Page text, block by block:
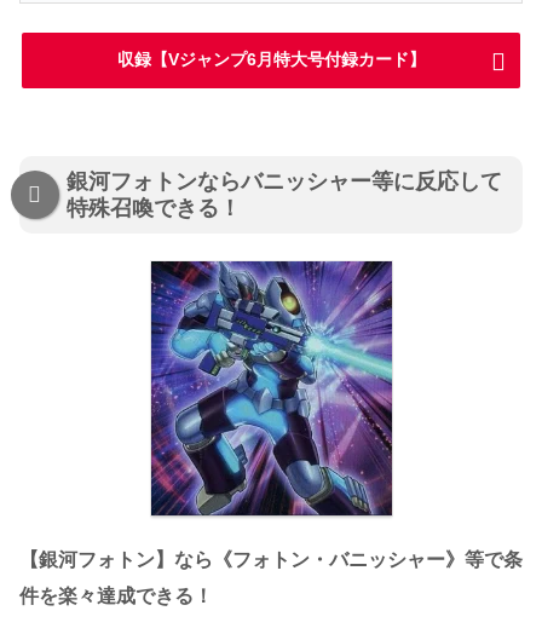
収録【Vジャンプ6月特大号付録カード】
銀河フォトンならバニッシャー等に反応して
特殊召喚できる！
【銀河フォトン】なら《フォトン・バニッシャー》等で条
件を楽々達成できる！